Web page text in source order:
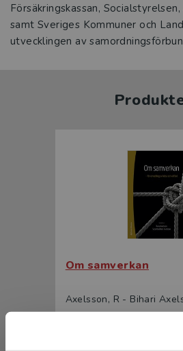
Försäkringskassan,
samt Sveriges Kommuner och
utvecklingen av
Om samverkan
Axelsson, R - Bihari